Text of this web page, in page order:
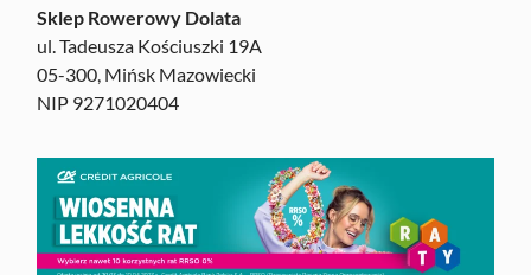
Sklep Rowerowy Dolata
ul. Tadeusza Kościuszki 19A
05-300, Mińsk Mazowiecki
NIP 9271020404